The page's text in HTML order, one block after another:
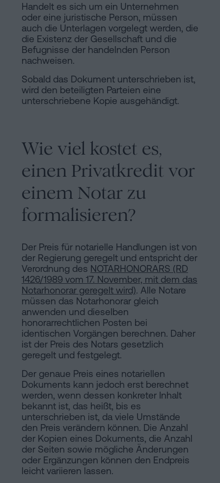
Handelt es sich um ein Unternehmen
oder eine juristische Person, müssen
auch die Unterlagen vorgelegt werden, die
die Existenz der Gesellschaft und die
Befugnisse der handelnden Person
nachweisen.
Sobald das Dokument unterschrieben ist,
wird den beteiligten Parteien eine
unterschriebene Kopie ausgehändigt.
Wie viel kostet es,
einen Privatkredit vor
einem Notar zu
formalisieren?
Der Preis für notarielle Handlungen ist von
der Regierung geregelt und entspricht der
Verordnung des NOTARHONORARS (RD
1426/1989 vom 17. November, mit dem das
Notarhonorar geregelt wird). Alle Notare
müssen das Notarhonorar gleich
anwenden und dieselben
honorarrechtlichen Posten bei
identischen Vorgängen berechnen. Daher
ist der Preis des Notars gesetzlich
geregelt und festgelegt.
Der genaue Preis eines notariellen
Dokuments kann jedoch erst berechnet
werden, wenn dessen konkreter Inhalt
bekannt ist, das heißt, bis es
unterschrieben ist, da viele Umstände
den Preis verändern können. Die Anzahl
der Kopien eines Dokuments, die Anzahl
der Seiten sowie mögliche Änderungen
oder Ergänzungen können den Endpreis
leicht variieren lassen.